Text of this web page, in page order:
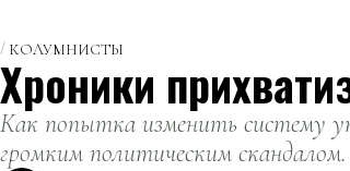
КОЛУМНИСТЫ
Хроники
Как попытка изменить систему
громким политическим скандалом.